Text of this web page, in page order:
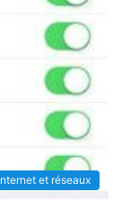
et réseaux